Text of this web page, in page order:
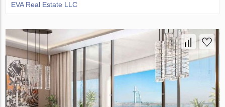
EVA Real Estate LLC